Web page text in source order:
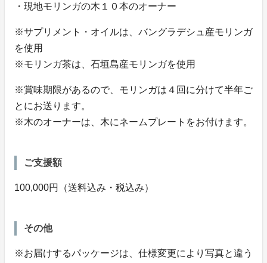
・現地モリンガの木１０本のオーナー
※サプリメント・オイルは、バングラデシュ産モリンガ
を使用
※モリンガ茶は、石垣島産モリンガを使用
※賞味期限があるので、モリンガは４回に分けて半年ご
とにお送ります。
※木のオーナーは、木にネームプレートをお付けます。
ご支援額
100,000円（送料込み・税込み）
その他
※お届けするパッケージは、仕様変更により写真と違う